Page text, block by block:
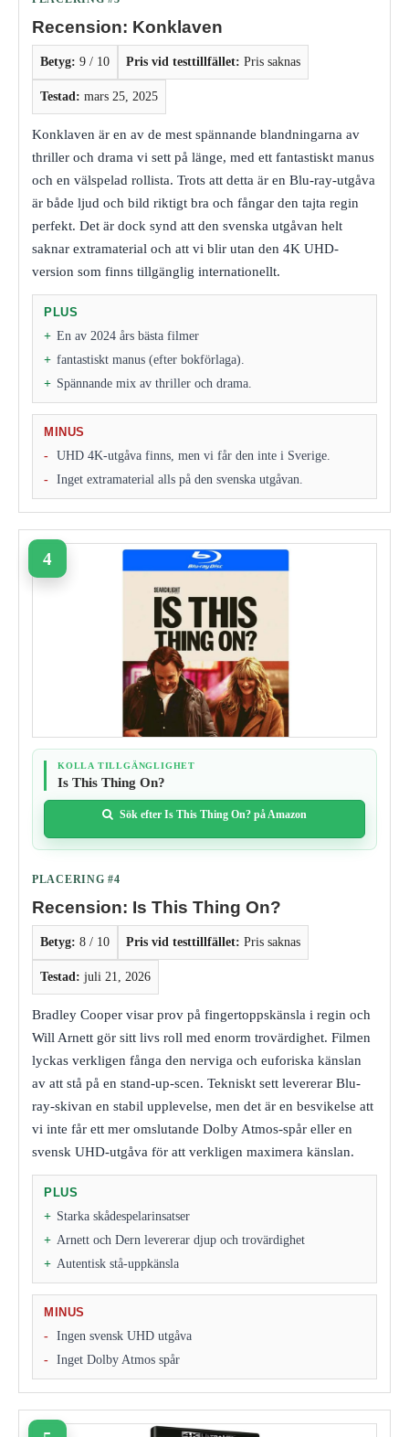
Recension: Konklaven
Betyg: 9 / 10 Pris vid testtillfället: Pris saknas
Testad: mars 25, 2025
Konklaven är en av de mest spännande blandningarna av
thriller och drama vi sett på länge, med ett fantastiskt manus
och en välspelad rollista. Trots att detta är en Blu-ray-utgåva
är både ljud och bild riktigt bra och fångar den tajta regin
perfekt. Det är dock synd att den svenska utgåvan helt
saknar extramaterial och att vi blir utan den 4K UHD-
version som finns tillgänglig internationellt.
PLUS
En av 2024 års bästa filmer
fantastiskt manus (efter bokförlaga).
Spännande mix av thriller och drama.
MINUS
UHD 4K-utgåva finns, men vi får den inte i Sverige.
Inget extramaterial alls på den svenska utgåvan.
KOLLA TILLGÄNGLIGHET
Is This Thing On?
Sök efter Is This Thing On? på Amazon
PLACERING #4
Recension: Is This Thing On?
Betyg: 8 / 10 Pris vid testtillfället: Pris saknas
Testad: juli 21, 2026
Bradley Cooper visar prov på fingertoppskänsla i regin och
Will Arnett gör sitt livs roll med enorm trovärdighet. Filmen
lyckas verkligen fånga den nerviga och euforiska känslan
av att stå på en stand-up-scen. Tekniskt sett levererar Blu-
ray-skivan en stabil upplevelse, men det är en besvikelse att
vi inte får ett mer omslutande Dolby Atmos-spår eller en
svensk UHD-utgåva för att verkligen maximera känslan.
PLUS
Starka skådespelarinsatser
Arnett och Dern levererar djup och trovärdighet
Autentisk stå‑uppkänsla
MINUS
Ingen svensk UHD utgåva
Inget Dolby Atmos spår